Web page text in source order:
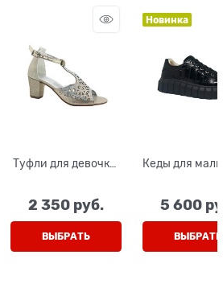
Туфли для девочки,
открытым носом и
перемычкой
2 350 руб.
ВЫБРАТЬ
Новинка
Кеды для
замок
5 600
ВЫБРАТЬ